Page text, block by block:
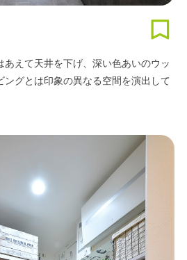
あえて天井を下げ、深い色あいのウッ
ングとは印象の異なる空間を演出して